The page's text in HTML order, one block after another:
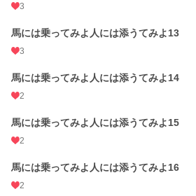
3
馬には乗ってみよ人には添うてみよ13
3
馬には乗ってみよ人には添うてみよ14
2
馬には乗ってみよ人には添うてみよ15
2
馬には乗ってみよ人には添うてみよ16
2